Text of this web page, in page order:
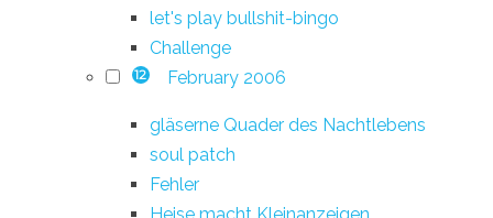
let's play bullshit-bingo
Challenge
12 February 2006
gläserne Quader des Nachtlebens
soul patch
Fehler
Heise macht Kleinanzeigen